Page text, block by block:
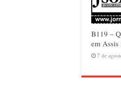
B119 –
em Assis
7 de